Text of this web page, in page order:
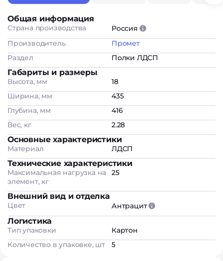
Общая информация
Страна производства
Россия
Производитель
Промет
Раздел
Полки ЛДСП
Габариты и размеры
Высота, мм
18
Ширина, мм
435
Глубина, мм
416
Вес, кг
2.28
Основные характеристики
Материал ЛДСП
Технические характеристики
Максимальная нагрузка на
элемент, кг
25
Внешний вид и отделка
Цвет Антрацит
Логистика
Тип упаковки
Картон
Количество в упаковке, шт
5